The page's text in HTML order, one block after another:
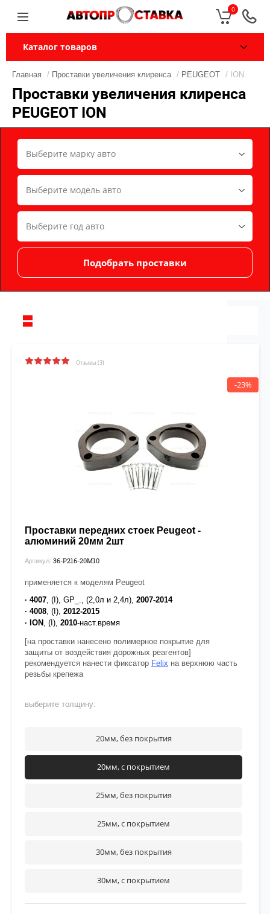
0
Каталог товаров
Главная / Проставки увеличения клиренса / PEUGEOT / ION
Проставки увеличения клиренса
PEUGEOT ION
Отзывы (3)
-23%
Проставки передних стоек Peugeot -
алюминий 20мм 2шт
Артикул: 36-P216-20М10
применяется к моделям Peugeot
· 4007 , (I), GP_., (2,0л и 2,4л), 2007-2014
· 4008 , (I), 2012-2015
· ION
, (I), 2010-наст.время
[на проставки нанесено полимерное покрытие для
защиты от воздействия дорожных реагентов]
рекомендуется нанести фиксатор Felix на верхнюю часть
резьбы крепежа
выберите толщину:
20мм, без покрытия
20мм, с покрытием
25мм, без покрытия
25мм, с покрытием
30мм, без покрытия
30мм, с покрытием